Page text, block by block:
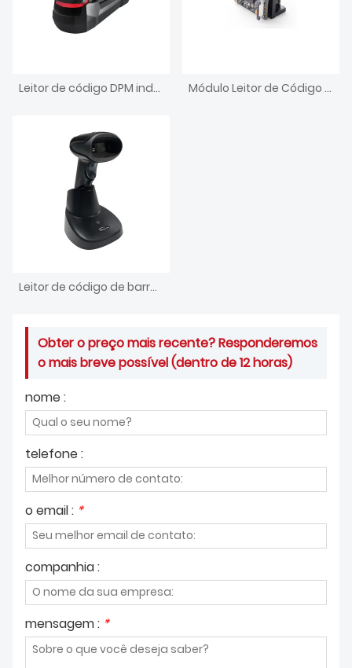
Leitor de código DPM industrial portátil sem fio Módulo Leitor de Código de Barras 1D 2D Scanner
Leitor de código de barras BT sem fio portátil industrial
Obter o preço mais recente? Responderemos
o mais breve possível (dentro de 12 horas)
nome :
telefone :
o email : *
companhia :
mensagem : *